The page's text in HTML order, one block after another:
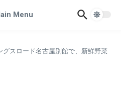
Menu
グスロード名古屋別館で、新鮮野菜